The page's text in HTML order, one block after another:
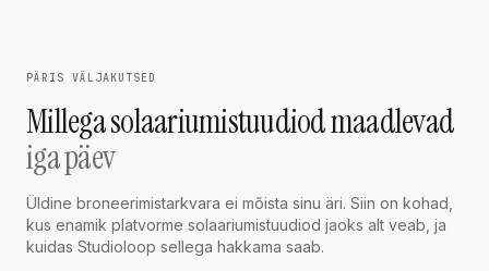
PÄRIS VÄLJAKUTSED
Millega solaariumistuudiod maadlevad
iga päev
Üldine broneerimistarkvara ei mõista sinu äri. Siin on kohad,
kus enamik platvorme solaariumistuudiod jaoks alt veab, ja
kuidas Studioloop sellega hakkama saab.